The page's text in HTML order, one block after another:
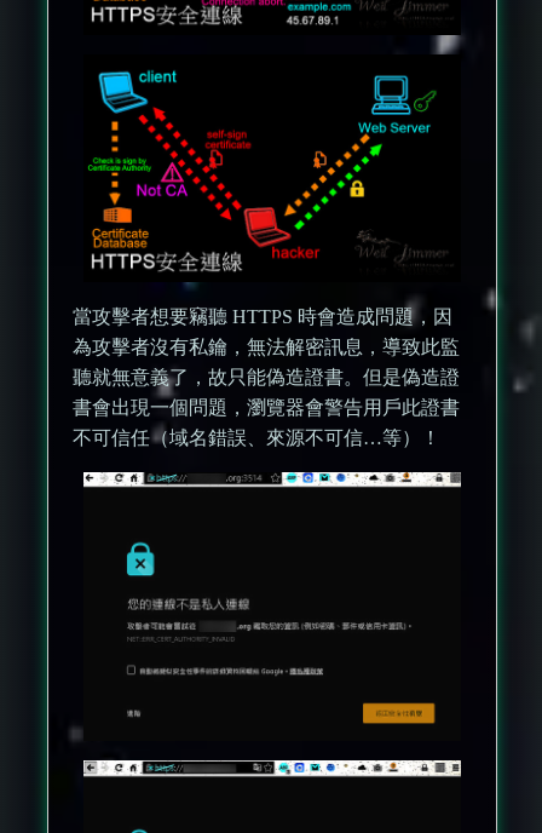
當攻擊者想要竊聽 HTTPS 時會造成問題，因
為攻擊者沒有私鑰，無法解密訊息，導致此監
聽就無意義了，故只能偽造證書。但是偽造證
書會出現一個問題，瀏覽器會警告用戶此證書
不可信任（域名錯誤、來源不可信…等）！